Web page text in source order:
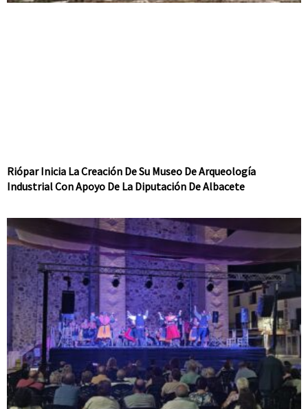
Riópar Inicia La Creación De Su Museo De Arqueología
Industrial Con Apoyo De La Diputación De Albacete